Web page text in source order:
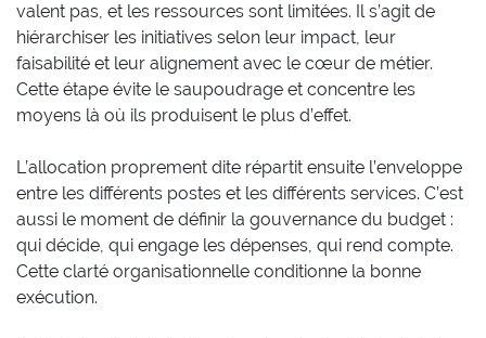
valent pas, et les ressources sont limitées. Il s’agit de
hiérarchiser les initiatives selon leur impact, leur
faisabilité et leur alignement avec le cœur de métier.
Cette étape évite le saupoudrage et concentre les
moyens là où ils produisent le plus d’effet.
L’allocation proprement dite répartit ensuite l’enveloppe
entre les différents postes et les différents services. C’est
aussi le moment de définir la gouvernance du budget :
qui décide, qui engage les dépenses, qui rend compte.
Cette clarté organisationnelle conditionne la bonne
exécution.